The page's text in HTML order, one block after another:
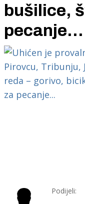
bušilice,
pecanje...
Podijeli: